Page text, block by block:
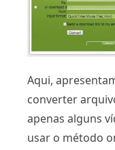
Aqui,
converter
apenas alguns
usar o método